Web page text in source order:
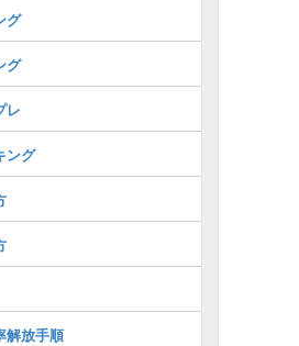
グ
グ
レ
ング
解放手順